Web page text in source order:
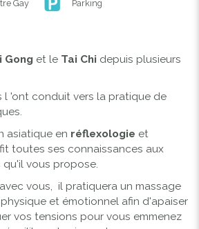
Gay
Parking
Gong et le Tai Chi depuis plusieurs
l 'ont conduit vers la pratique de
asiatique en réflexologie et
toutes ses connaissances aux
qu'il vous propose.
vous, il pratiquera un massage
et émotionnel afin d'apaiser
vos tensions pour vous emmenez